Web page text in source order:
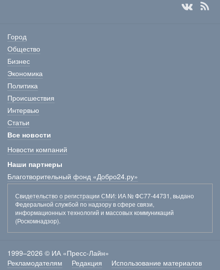
Город
Общество
Бизнес
Экономика
Политика
Происшествия
Интервью
Статьи
Все новости
Новости компаний
Наши партнеры
Благотворительный фонд «Добро24.ру»
Свидетельство о регистрации СМИ: ИА № ФС77-44731, выдано
Федеральной службой по надзору в сфере связи,
информационных технологий и массовых коммуникаций
(Роскомнадзор).
1999–2026 © ИА «Пресс-Лайн»
Рекламодателям
Редакция
Использование материалов